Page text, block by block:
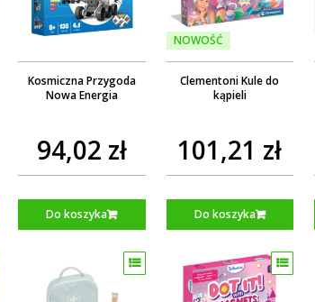
Kosmiczna Przygoda
Nowa Energia
94,02 zł
Do koszyka
NOWOŚĆ
Clementoni Kule do
kąpieli
101,21 zł
Do koszyka